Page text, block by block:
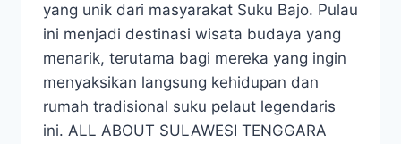
yang unik dari masyarakat Suku Bajo. Pulau
ini menjadi destinasi wisata budaya yang
menarik, terutama bagi mereka yang ingin
menyaksikan langsung kehidupan dan
rumah tradisional suku pelaut legendaris
ini. ALL ABOUT SULAWESI TENGGARA